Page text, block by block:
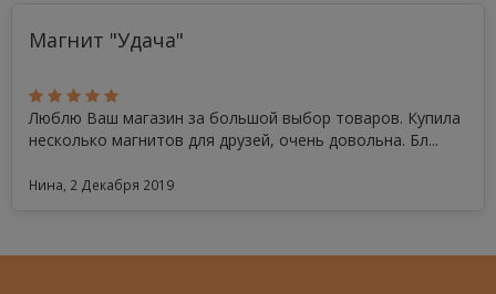
Магнит "Удача"
Люблю Ваш магазин за большой выбор товаров. Купила
несколько магнитов для друзей, очень довольна. Бл...
Нина, 2 Декабря 2019